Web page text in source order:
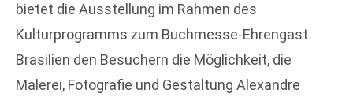
bietet die Ausstellung im Rahmen des
Kulturprogramms zum Buchmesse-Ehrengast
Brasilien den Besuchern die Möglichkeit, die
Malerei, Fotografie und Gestaltung Alexandre